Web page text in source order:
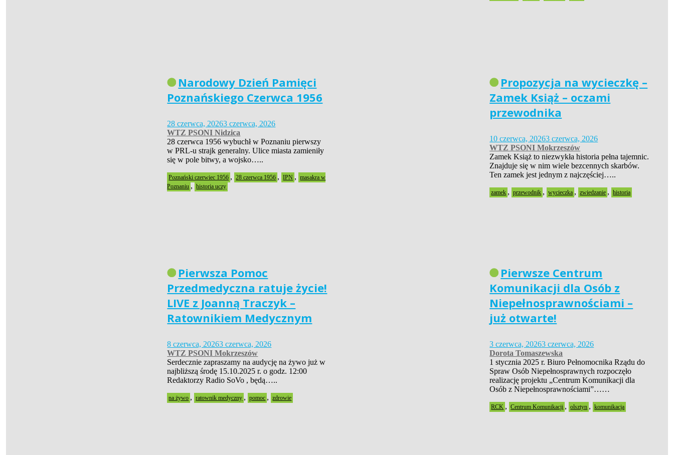
Narodowy Dzień Pamięci
Poznańskiego Czerwca 1956
28 czerwca, 20263 czerwca, 2026
WTZ PSONI Nidzica
28 czerwca 1956 wybuchł w Poznaniu pierwszy
w PRL-u strajk generalny. Ulice miasta zamieniły
się w pole bitwy, a wojsko…..
Poznański czerwiec 1956 , 28 czerwca 1956 , IPN ,
masakra w
Poznaniu , historia uczy
Propozycja na wycieczkę –
Zamek Książ – oczami
przewodnika
10 czerwca, 20263 czerwca, 2026
WTZ PSONI Mokrzeszów
Zamek Książ to niezwykła historia pełna tajemnic.
Znajduje się w nim wiele bezcennych skarbów.
Ten zamek jest jednym z najczęściej…..
zamek , przewodnik , wycieczka , zwiedzanie , historia
Pierwsza Pomoc
Przedmedyczna ratuje życie!
LIVE z Joanną Traczyk –
Ratownikiem Medycznym
8 czerwca, 20263 czerwca, 2026
WTZ PSONI Mokrzeszów
Serdecznie zapraszamy na audycję na żywo już w
najbliższą środę 15.10.2025 r. o godz. 12:00
Redaktorzy Radio SoVo , będą…..
na żywo , ratownik medyczny , pomoc , zdrowie
Pierwsze Centrum
Komunikacji dla Osób z
Niepełnosprawnościami –
już otwarte!
3 czerwca, 20263 czerwca, 2026
Dorota Tomaszewska
1 stycznia 2025 r. Biuro Pełnomocnika Rządu do
Spraw Osób Niepełnosprawnych rozpoczęło
realizację projektu „Centrum Komunikacji dla
Osób z Niepełnosprawnościami”……
RCK , Centrum Komunikacji , olsztyn , komunikacja